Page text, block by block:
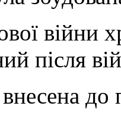
після
до